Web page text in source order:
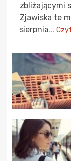
zbliżającymi
Zjawiska te
sierpnia...